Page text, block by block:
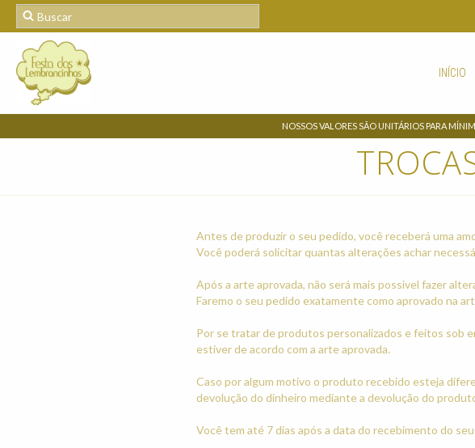
INÍCIO
NOSSOS VALORES SÃO UNITÁRIOS PARA
Antes de produzir o seu pedido, você receberá uma
Você poderá solicitar quantas alterações achar
Após a arte aprovada, não será mais possivel fazer
Faremo o seu pedido exatamente como aprovado na
Por se tratar de produtos personalizados e feitos sob
estiver de acordo com a arte aprovada.
Caso por algum motivo o produto recebido esteja
devolução do dinheiro mediante a devolução do
Você tem até 7 dias após a data do recebimento do